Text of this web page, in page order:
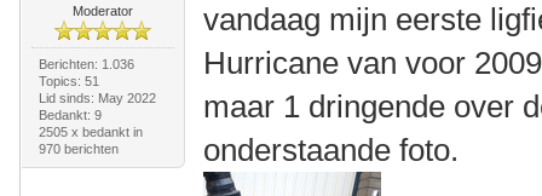
Moderator
Berichten: 1.036
Topics: 51
Lid sinds: May 2022
Bedankt: 9
2505 x bedankt in
970 berichten
vandaag mijn eerste
Hurricane van voor
maar 1 dringende over
onderstaande foto.